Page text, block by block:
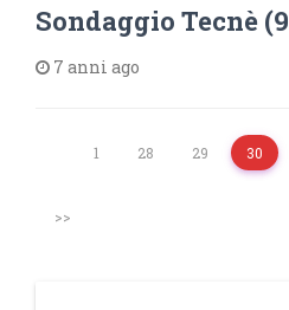
Sondaggio Tecnè
7 anni ago
1 28 29 30
>>